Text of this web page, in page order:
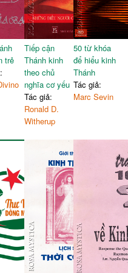
III. Năm 2000 - Năm nhiều
chuyện, nếu không muốn
nói có chút dáng dấp mê
tín
236
IV. Năm 2000 - Năm Đại
Thánh - Năm đầy nhộn nhịp
của Giáo Hội hoàn vũ
Phụ Bản 243
trẻ
Tiếp cận
Thánh kinh
theo chủ
nghĩa cơ yếu
Tác giả:
Ronald D.
Witherup
50 từ khóa
để hiểu kinh
Thánh
Tác giả:
Marc Sevin